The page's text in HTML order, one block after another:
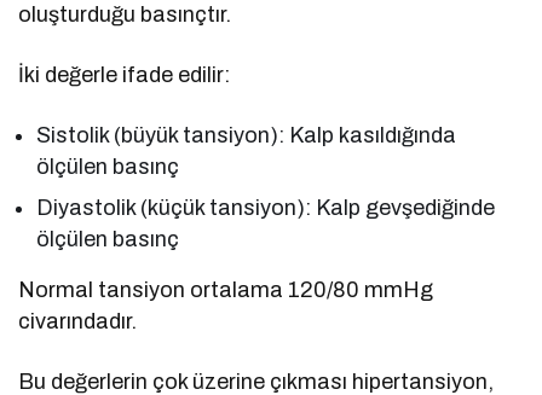
oluşturduğu basınçtır.
İki değerle ifade edilir:
Sistolik (büyük tansiyon): Kalp kasıldığında
ölçülen basınç
Diyastolik (küçük tansiyon): Kalp gevşediğinde
ölçülen basınç
Normal tansiyon ortalama 120/80 mmHg
civarındadır.
Bu değerlerin çok üzerine çıkması hipertansiyon,